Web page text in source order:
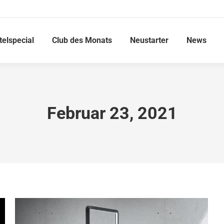
Club des Monats Neustarter News
Februar 23, 2021